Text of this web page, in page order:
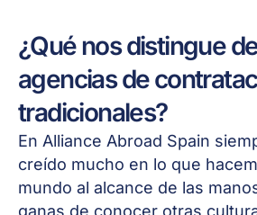
¿Qué nos distingue
agencias de
tradicionales?
En Alliance Abroad Spain
creído mucho en lo que
mundo al alcance de las
ganas de conocer otras